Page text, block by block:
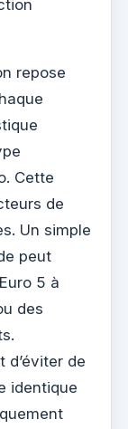
repose
Cette
de
Un simple
peut
5 à
des
d’éviter de
identique